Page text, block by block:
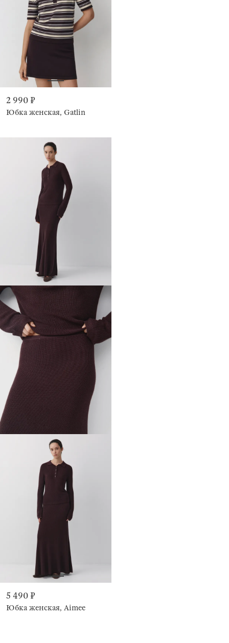
2 990 ₽
Юбка женская, Gatlin
5 490 ₽
Юбка женская, Aimee